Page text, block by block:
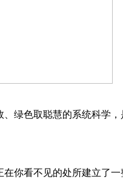
色取聪慧的系统科学
看不见的处所建立了